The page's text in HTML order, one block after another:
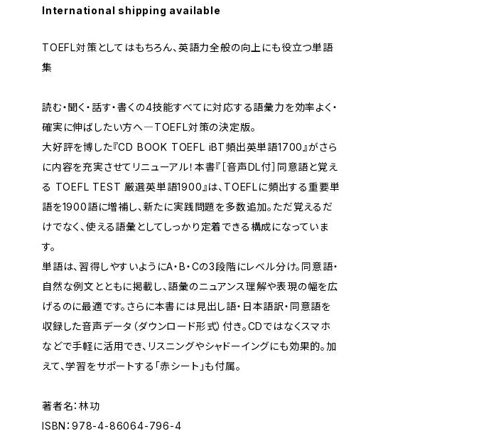
International shipping available
TOEFL対策としてはもちろん、英語力全般の向上にも役立つ単語
集
読む・聞く・話す・書くの4技能すべてに対応する語彙力を効率よく・
確実に伸ばしたい方へ―TOEFL対策の決定版。
大好評を博した『CD BOOK TOEFL iBT頻出英単語1700』がさら
に内容を充実させてリニューアル！本書『［音声DL付］同意語と覚え
る TOEFL TEST 厳選英単語1900』は、TOEFLに頻出する重要単
語を1900語に増補し、新たに実践問題を多数追加。ただ覚えるだ
けでなく、使える語彙としてしっかり定着できる構成になっていま
す。
単語は、習得しやすいようにA・B・Cの3段階にレベル分け。同意語・
自然な例文とともに掲載し、語彙のニュアンス理解や表現の幅を広
げるのに最適です。さらに本書には見出し語・日本語訳・同意語を
収録した音声データ（ダウンロード形式）付き。CDではなくスマホ
などで手軽に活用でき、リスニングやシャドーイングにも効果的。加
えて、学習をサポートする「赤シート」も付属。
著者名：林功
ISBN：978-4-86064-796-4